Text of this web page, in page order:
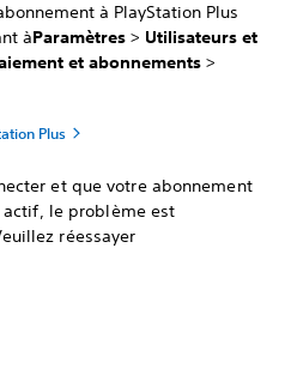
à PlayStation Plus
àParamètres > Utilisateurs et
et abonnements >
Plus
et que votre abonnement
actif, le problème est
réessayer